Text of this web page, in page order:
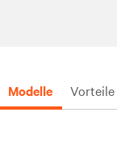
Modelle